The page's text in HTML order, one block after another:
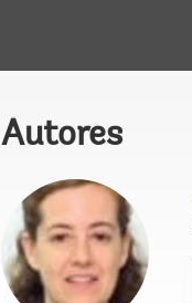
Autores